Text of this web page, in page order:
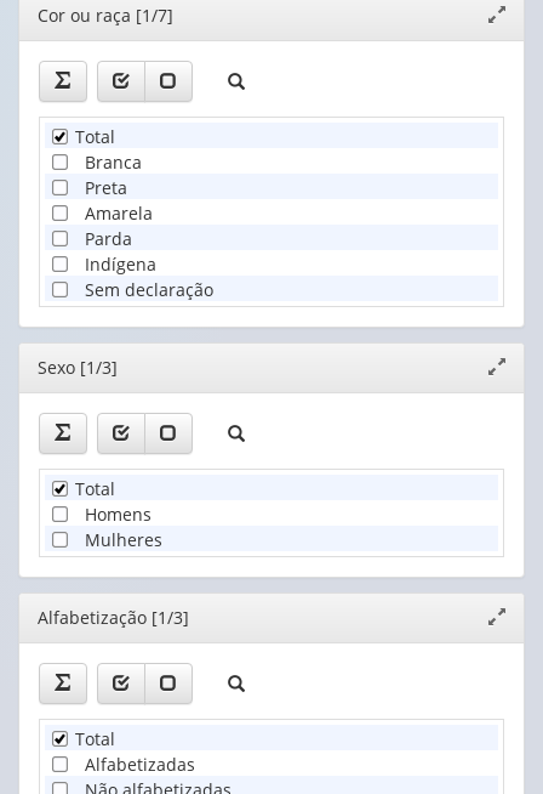
Editor
janela
Cor ou raça [1/7]
Total
Branca
Preta
Amarela
Parda
Indígena
Sem declaração
Editor
janela
Sexo [1/3]
Total
Homens
Mulheres
Editor
janela
Alfabetização [1/3]
Total
Alfabetizadas
Não alfabetizadas